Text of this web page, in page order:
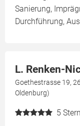
Sanierung,
Durchführung,
L. Renken-
Goethestrasse 19,
Oldenburg)
5